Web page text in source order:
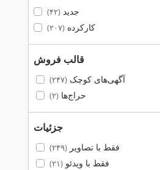
جدید(۴۲)
کارکرده(۲۰۷)
قالب فروش
آگهی‌های کوچک(۲۴۷)
حراج‌ها(۲)
جزئیات
فقط با تصاویر(۲۴۹)
فقط با ویدئو(۲۱)